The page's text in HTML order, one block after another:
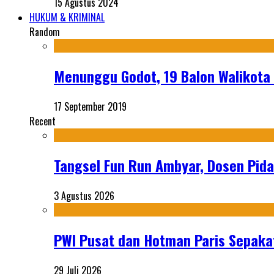
HUKUM & KRIMINAL
Random
Menunggu Godot, 19 Balon
17 September 2019
Recent
Tangsel Fun Run Ambyar, Dosen
3 Agustus 2026
PWI Pusat dan Hotman Paris
29 Juli 2026